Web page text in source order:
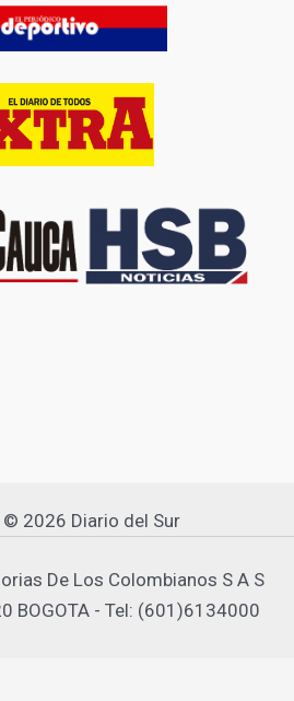
2026 Diario del Sur
De Los Colombianos S A S
BOGOTA - Tel: (601)6134000